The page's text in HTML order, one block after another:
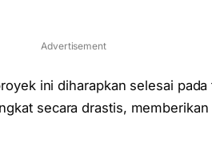
Advertisement
ini diharapkan selesai
secara drastis,